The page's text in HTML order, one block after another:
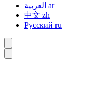
ar
中文 zh
Русский ru